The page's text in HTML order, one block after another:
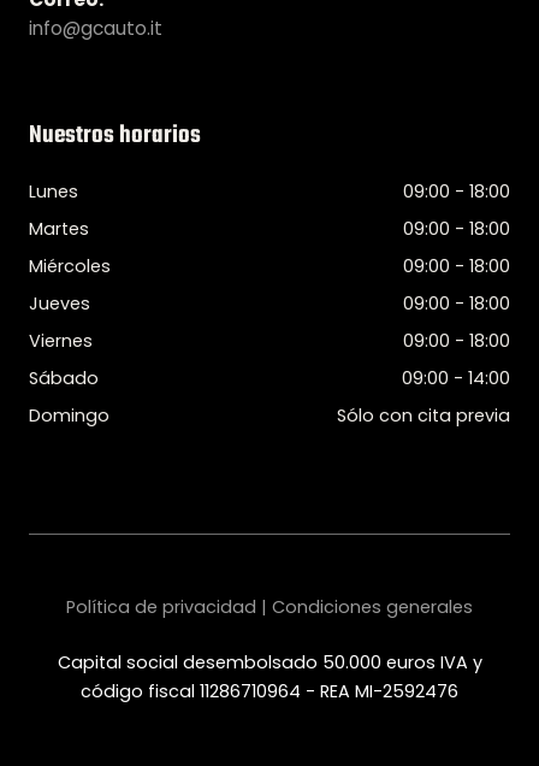
info@gcauto.it
Nuestros horarios
Lunes
09:00 - 18:00
Martes
09:00 - 18:00
Miércoles
09:00 - 18:00
Jueves
09:00 - 18:00
Viernes
09:00 - 18:00
Sábado
09:00 - 14:00
Domingo
Sólo con cita previa
Capital social desembolsado 50.000 euros IVA y
código fiscal 11286710964 - REA MI-2592476
Política de privacidad | Condiciones generales